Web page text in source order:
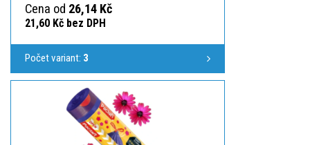
Cena od 26,14 Kč
21,60 Kč bez DPH
Počet variant: 3